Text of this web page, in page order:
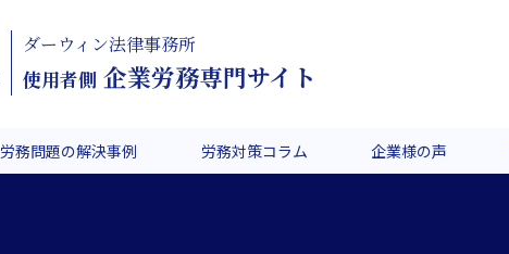
ダーウィン法律事務所
使用者側 企業労務専門サイト
労務問題の解決事例 労務対策コラム 企業様の声